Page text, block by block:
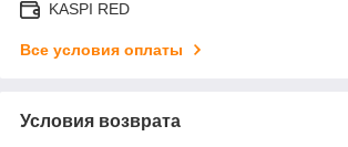
KASPI RED
Все условия оплаты
Условия возврата